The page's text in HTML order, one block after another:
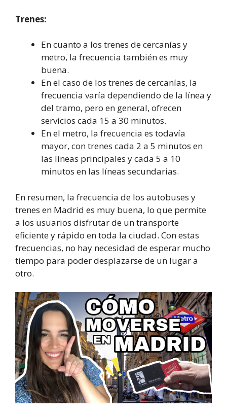
Trenes:
En cuanto a los trenes de cercanías y
metro, la frecuencia también es muy
buena.
En el caso de los trenes de cercanías, la
frecuencia varía dependiendo de la línea y
del tramo, pero en general, ofrecen
servicios cada 15 a 30 minutos.
En el metro, la frecuencia es todavía
mayor, con trenes cada 2 a 5 minutos en
las líneas principales y cada 5 a 10
minutos en las líneas secundarias.
En resumen, la frecuencia de los autobuses y
trenes en Madrid es muy buena, lo que permite
a los usuarios disfrutar de un transporte
eficiente y rápido en toda la ciudad. Con estas
frecuencias, no hay necesidad de esperar mucho
tiempo para poder desplazarse de un lugar a
otro.